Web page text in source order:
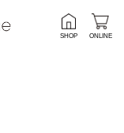
SHOP ONLINE